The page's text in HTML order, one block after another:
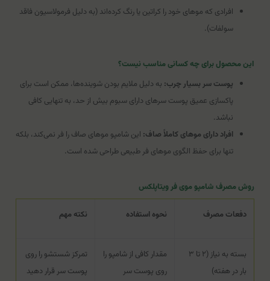
افرادی که موهای خود را کراتین یا رنگ کرده‌اند (به دلیل فرمولاسیون فاقد
سولفات).
این محصول برای چه کسانی مناسب نیست؟
پوست سر بسیار چرب: به دلیل ملایم بودن شوینده‌ها، ممکن است برای
پاکسازی عمیق پوست سرهای دارای سبوم بیش از حد، به تنهایی کافی
نباشد.
افراد دارای موهای کاملاً صاف: این شامپو موهای صاف را فر نمی‌کند، بلکه
تنها برای حفظ الگوی موهای فر طبیعی طراحی شده است.
روش مصرف شامپو موی فر ویتاپلکس
دفعات مصرف نحوه استفاده نکته مهم
بسته به نیاز (۲ تا ۳
بار در هفته)
مقدار کافی از شامپو را
روی پوست سر
تمرکز شستشو را روی
پوست سر قرار دهید